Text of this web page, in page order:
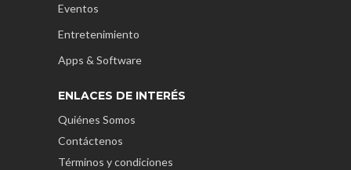
Eventos
Entretenimiento
Apps & Software
ENLACES DE INTERÉS
Quiénes Somos
Contáctenos
Términos y condiciones